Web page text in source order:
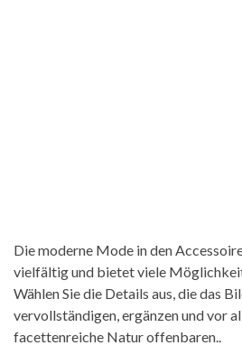
Die moderne Mode in den
vielfältig und bietet viele
Wählen Sie die Details aus, die das
vervollständigen, ergänzen und vor
facettenreiche Natur offenbaren..